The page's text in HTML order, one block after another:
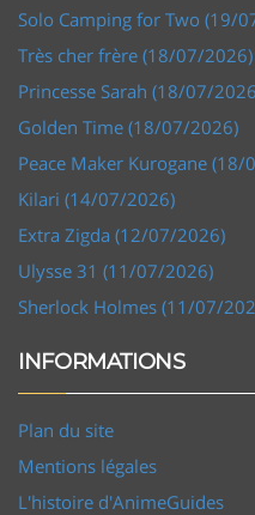
Solo Camping for Two (19/
Très cher frère (18/07/2026)
Princesse Sarah (18/07/
Golden Time (18/07/2026)
Peace Maker Kurogane (18/
Kilari (14/07/2026)
Extra Zigda (12/07/2026)
Ulysse 31 (11/07/2026)
Sherlock Holmes (11/07/
INFORMATIONS
Plan du site
Mentions légales
L'histoire d'AnimeGuides